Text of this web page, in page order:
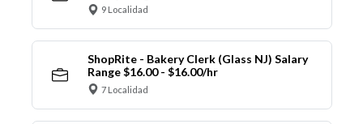
9 Localidad
ShopRite - Bakery Clerk (Glass NJ) Salary
Range $16.00 - $16.00/hr
7 Localidad